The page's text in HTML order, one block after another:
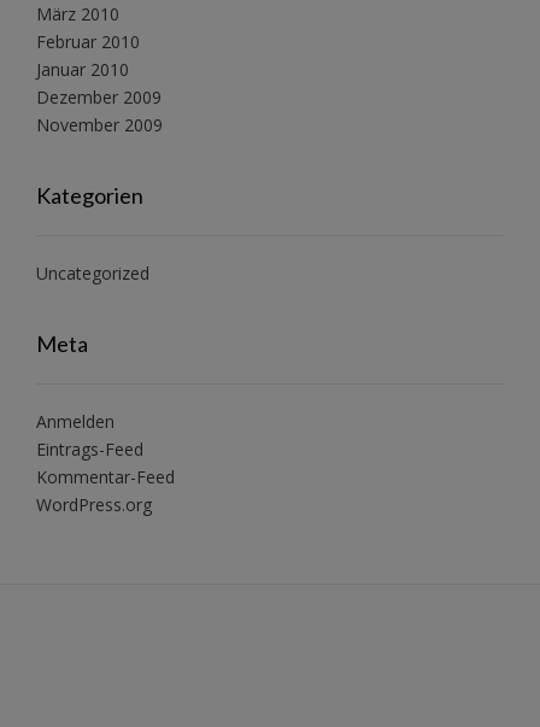
März 2010
Februar 2010
Januar 2010
Dezember 2009
November 2009
Kategorien
Uncategorized
Meta
Anmelden
Eintrags-Feed
Kommentar-Feed
WordPress.org